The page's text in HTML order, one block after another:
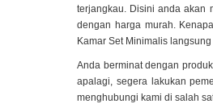
terjangkau. Disini anda akan
dengan harga murah.
Kamar Set Minimalis
Anda berminat dengan
apalagi, segera lakukan
menghubungi kami di salah